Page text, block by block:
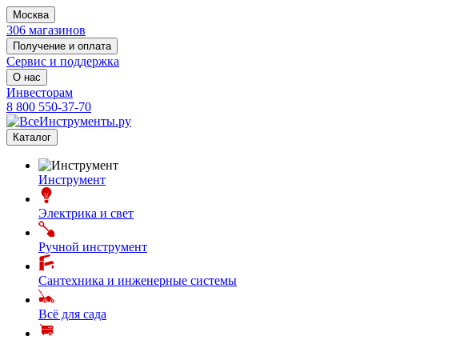
Москва
306 магазинов
Получение и оплата
Сервис и поддержка
О нас
Инвесторам
8 800 550-37-70
Каталог
Инструмент
Электрика и свет
Ручной инструмент
Сантехника и инженерные системы
Всё для сада